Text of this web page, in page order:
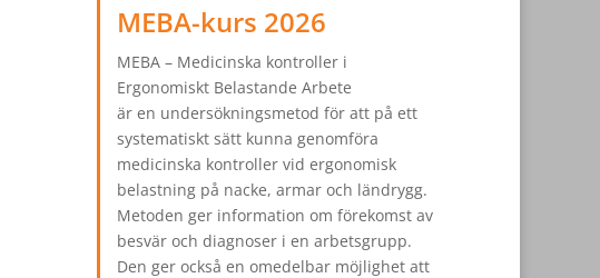
MEBA-kurs 2026
MEBA – Medicinska kontroller i
Ergonomiskt Belastande Arbete
är en undersökningsmetod för att på ett
systematiskt sätt kunna genomföra
medicinska kontroller vid ergonomisk
belastning på nacke, armar och ländrygg.
Metoden ger information om förekomst av
besvär och diagnoser i en arbetsgrupp.
Den ger också en omedelbar möjlighet att